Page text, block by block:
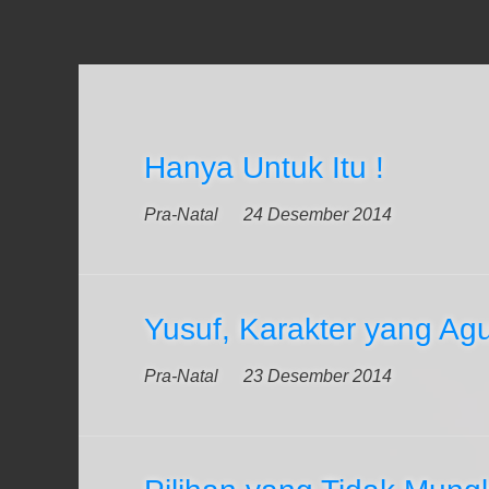
Hanya Untuk Itu !
Pra-Natal 24 Desember 2014
Yusuf, Karakter yang
Pra-Natal 23 Desember 2014